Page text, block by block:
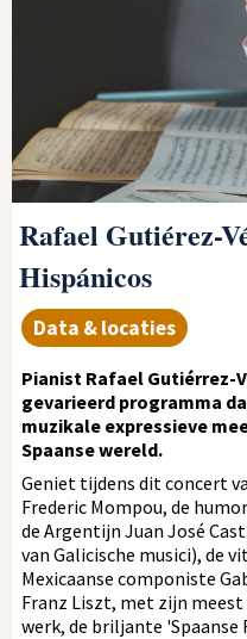
Rafael Gutiérez-
Hispánicos
Data & locaties
Pianist Rafael Gutiérrez-
gevarieerd programma
muzikale expressieve
Spaanse wereld.
Geniet tijdens dit concert
Frederic Mompou, de
de Argentijn Juan José
van Galicische musici), de
Mexicaanse componiste
Franz Liszt, met zijn
werk, de briljante 'Spaanse